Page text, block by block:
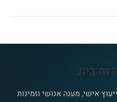
זה בית
אישי, מענה אנושי וזמינות